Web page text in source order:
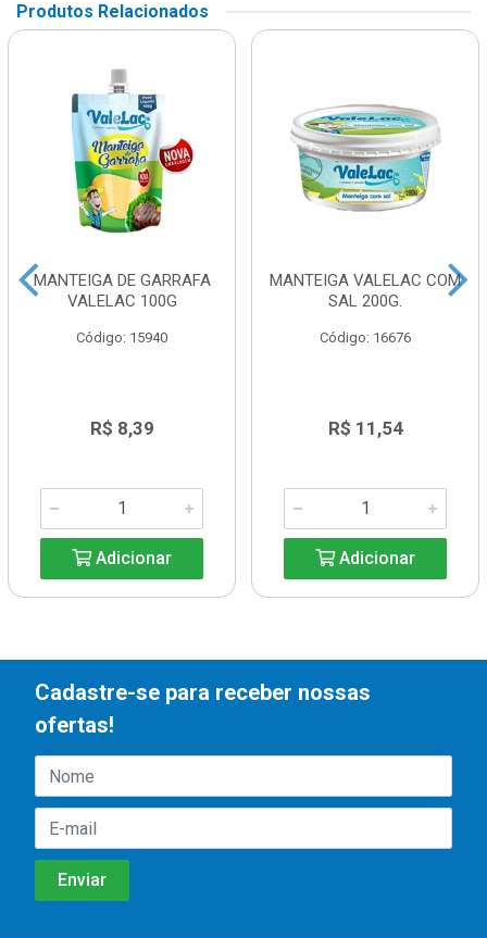
Produtos Relacionados
MANTEIGA DE GARRAFA
VALELAC 100G
Código: 15940
R$ 8,39
Adicionar
MANTEIGA VALELAC COM
SAL 200G.
Código: 16676
R$ 11,54
Adicionar
Cadastre-se para receber nossas
ofertas!